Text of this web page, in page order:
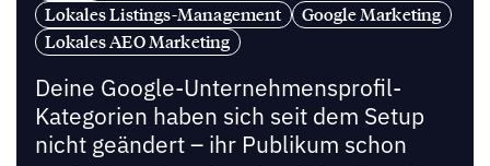
Lokales Listings-Management
Google Marketing
Lokales AEO Marketing
Deine Google-Unternehmensprofil-
Kategorien haben sich seit dem Setup
nicht geändert – ihr Publikum schon